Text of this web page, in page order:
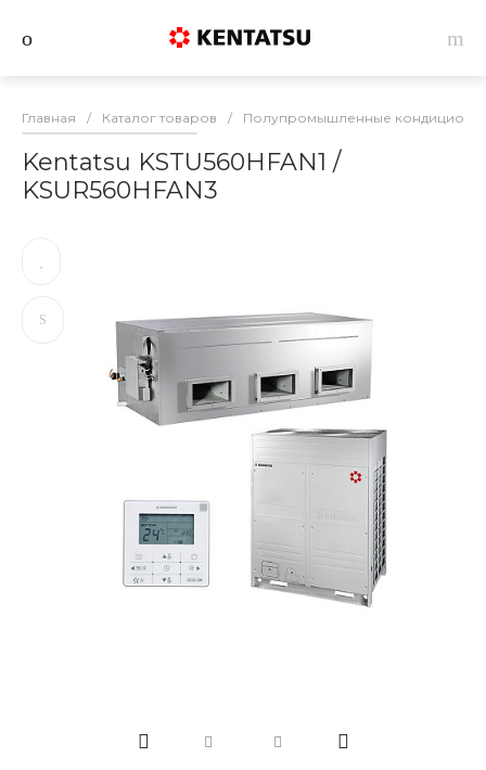
Главная / Каталог товаров / Полупромышленные
Kentatsu KSTU560HFAN1 /
KSUR560HFAN3